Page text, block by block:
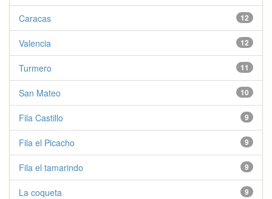
12
Caracas
12
Valencia
11
Turmero
10
San Mateo
9
Fila Castillo
9
Fila el Picacho
9
Fila el tamarindo
9
La coqueta